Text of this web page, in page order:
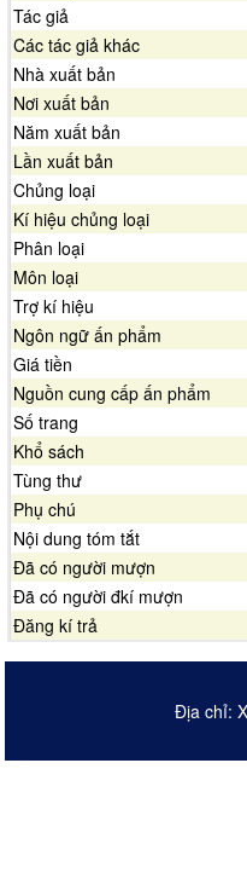
Tác giả
Các tác giả khác
Nhà xuất bản
Nơi xuất bản
Năm xuất bản
Lần xuất bản
Chủng loại
Kí hiệu chủng loại
Phân loại
Môn loại
Trợ kí hiệu
Ngôn ngữ ấn phẩm
Giá tiền
Nguồn cung cấp ấn phẩm
Số trang
Khổ sách
Tùng thư
Phụ chú
Nội dung tóm tắt
Đã có người mượn
Đã có người đkí mượn
Đăng kí trả
Địa chỉ: